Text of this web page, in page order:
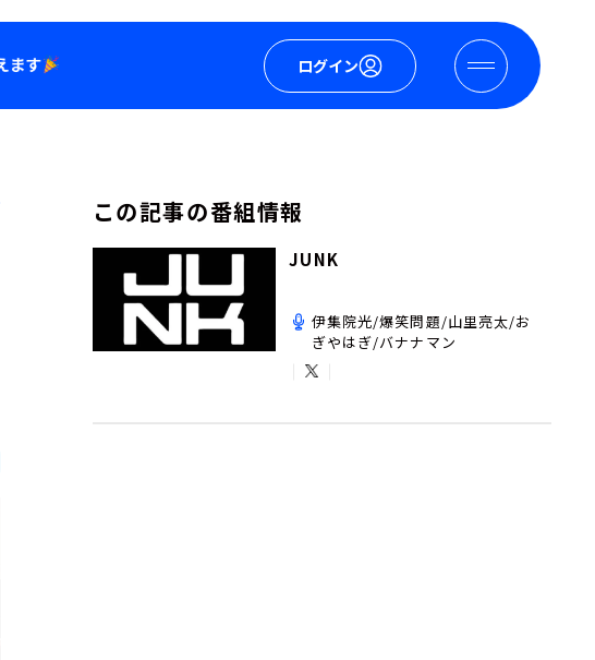
ログイン
この記事の番組情報
JUNK
伊集院光/爆笑問題/山里亮太/お
ぎやはぎ/バナナマン